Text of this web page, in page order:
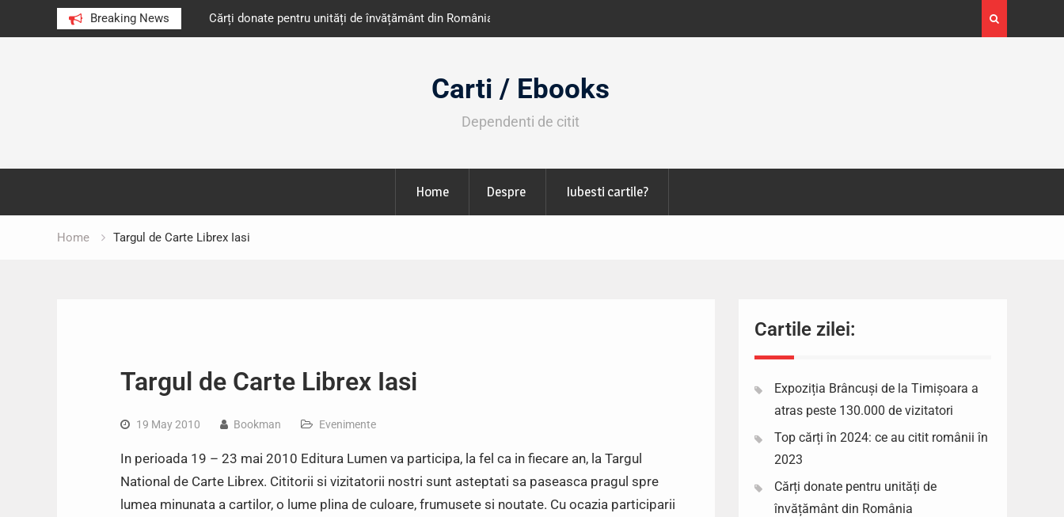
Breaking News
au citit românii în 2023 Cărți donate pentru unități de învățământ din România
octombrie
Expoziția Brâncuși de la Timișoara a atras peste
130.000 de vizitatori
Carti / Ebooks
Dependenti de citit
Home Despre Iubesti cartile?
Home Targul de Carte Librex Iasi
Targul de Carte Librex Iasi
19 May 2010 Bookman Evenimente
In perioada 19 – 23 mai 2010 Editura Lumen va participa, la fel ca in fiecare an, la Targul
National de Carte Librex. Cititorii si vizitatorii nostri sunt asteptati sa paseasca pragul spre
lumea minunata a cartilor, o lume plina de culoare, frumusete si noutate. Cu ocazia participarii
Cartile zilei:
Expoziția Brâncuși de la Timișoara a
atras peste 130.000 de vizitatori
Top cărți în 2024: ce au citit românii în
2023
Cărți donate pentru unități de
învățământ din România